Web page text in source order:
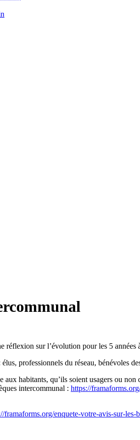
sur l’évolution pour les 5
professionnels du réseau, bénévoles
habitants, qu’ils soient usagers ou
intercommunal : https://
framaforms.org/enquete-votre-avis-sur-